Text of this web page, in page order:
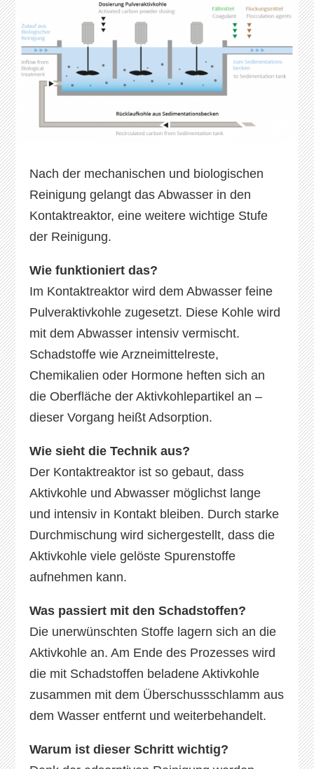
Nach der mechanischen und biologischen
Reinigung gelangt das Abwasser in den
Kontaktreaktor, eine weitere wichtige Stufe
der Reinigung.
Wie funktioniert das?
Im Kontaktreaktor wird dem Abwasser feine
Pulveraktivkohle zugesetzt. Diese Kohle wird
mit dem Abwasser intensiv vermischt.
Schadstoffe wie Arzneimittelreste,
Chemikalien oder Hormone heften sich an
die Oberfläche der Aktivkohlepartikel an –
dieser Vorgang heißt Adsorption.
Wie sieht die Technik aus?
Der Kontaktreaktor ist so gebaut, dass
Aktivkohle und Abwasser möglichst lange
und intensiv in Kontakt bleiben. Durch starke
Durchmischung wird sichergestellt, dass die
Aktivkohle viele gelöste Spurenstoffe
aufnehmen kann.
Was passiert mit den Schadstoffen?
Die unerwünschten Stoffe lagern sich an die
Aktivkohle an. Am Ende des Prozesses wird
die mit Schadstoffen beladene Aktivkohle
zusammen mit dem Überschussschlamm aus
dem Wasser entfernt und weiterbehandelt.
Warum ist dieser Schritt wichtig?